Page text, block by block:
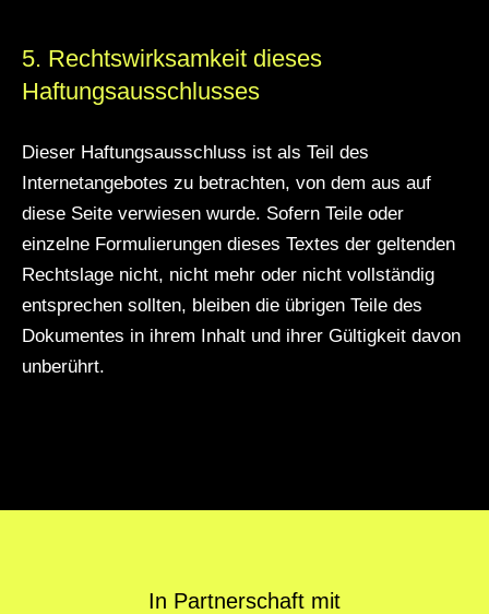
5. Rechtswirksamkeit dieses
Haftungsausschlusses
Dieser Haftungsausschluss ist als Teil des
Internetangebotes zu betrachten, von dem aus auf
diese Seite verwiesen wurde. Sofern Teile oder
einzelne Formulierungen dieses Textes der geltenden
Rechtslage nicht, nicht mehr oder nicht vollständig
entsprechen sollten, bleiben die übrigen Teile des
Dokumentes in ihrem Inhalt und ihrer Gültigkeit davon
unberührt.
In Partnerschaft mit